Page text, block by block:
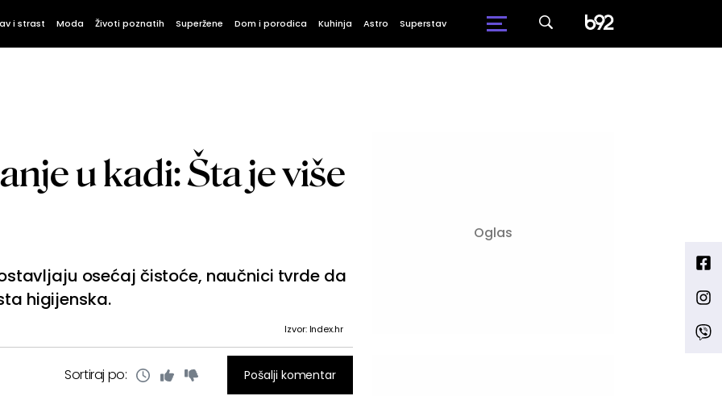
i strast Moda Životi poznatih Superžene Dom i porodica Kuhinja Astro Superstav
u kadi: Šta je više
osećaj čistoće, naučnici tvrde da
higijenska.
Izvor: Index.hr
Sortiraj po: Pošalji komentar